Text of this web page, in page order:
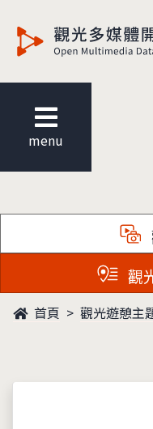
menu
觀
首頁 觀光遊憩主